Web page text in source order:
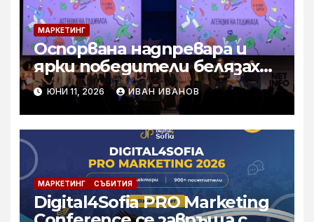
МАРКЕТИНГ
Оспорвана надпревара и
ярки победители белязаха
най-големия творчески
фестивал у нас, ФАРА 2026
ЮНИ 11, 2026 ИВАН ИВАНОВ
МАРКЕТИНГ СЪБИТИЯ
Digital4Sofia PRO Marketing